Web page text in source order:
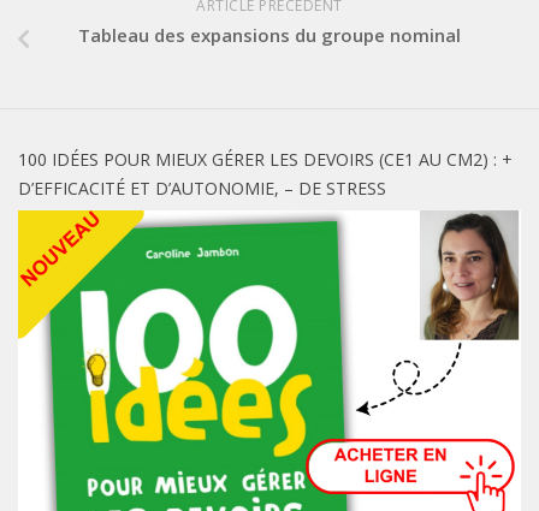
ARTICLE PRÉCÉDENT
Tableau des expansions du groupe nominal
100 IDÉES POUR MIEUX GÉRER LES DEVOIRS (CE1 AU CM2) : +
D’EFFICACITÉ ET D’AUTONOMIE, – DE STRESS